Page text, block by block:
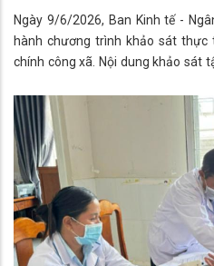
Ngày 9/6/2026, Ban Kinh tế -
hành chương trình khảo sát thực
chính công xã. Nội dung khảo sát
chứng nhận quyền sử dụng đất lần